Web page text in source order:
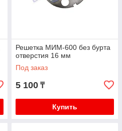
Решетка МИМ-600 без бурта
отверстия 16 мм
Под заказ
5 100 ₸
Купить